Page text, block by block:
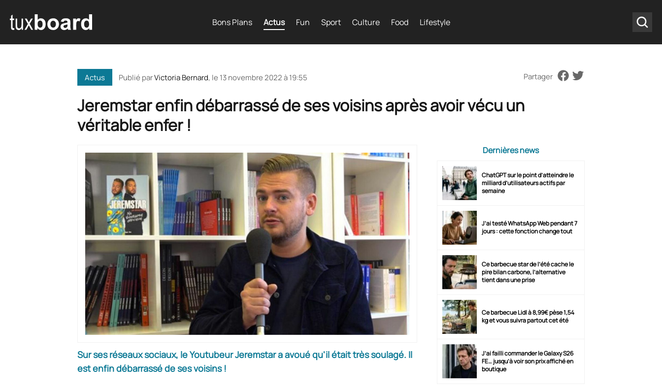
Bons Plans Actus Fun Sport Culture Food Lifestyle
Actus Publié parVictoria Bernard, le 13 novembre 2022 à 19:55 Partager
Jeremstar enfin débarrassé de ses voisins après avoir vécu un
véritable enfer !
Sur ses réseaux sociaux, le Youtubeur Jeremstar a avoué qu'il était très soulagé. Il
est enfin débarrassé de ses voisins !
Dernières news
ChatGPT sur le point d’atteindre le
milliard d’utilisateurs actifs par
semaine
J’ai testé WhatsApp Web pendant 7
jours : cette fonction change tout
Ce barbecue star de l’été cache le
pire bilan carbone, l’alternative
tient dans une prise
Ce barbecue Lidl à 8,99€ pèse 1,54
kg et vous suivra partout cet été
J’ai failli commander le Galaxy S26
FE… jusqu’à voir son prix affiché en
boutique